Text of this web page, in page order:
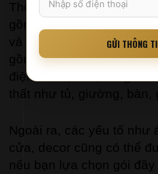
Thông thường, một gói
và phần nội thất rời. Điều
gồm trần thạch cao, sơn
điện nước, sàn, cũng
thất như tủ, giường, bàn,
Ngoài ra, các yếu tố như
cửa, decor cũng có thể
nếu bạn lựa chọn gói
GỬI THÔNG